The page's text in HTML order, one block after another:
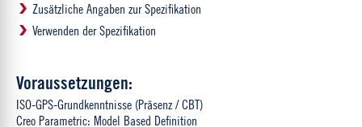
Zusätzliche Angaben zur Spezifikation
Verwenden der Spezifikation
Voraussetzungen:
ISO-GPS-Grundkenntnisse (Präsenz / CBT)
Creo Parametric: Model Based Definition